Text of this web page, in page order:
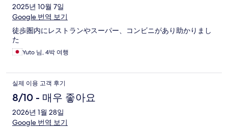
2025년 10월 7일
Google 번역 보기
徒歩圏内にレストランやスーパー、コンビニがあり助かりまし
た
Yuto 님, 4박 여행
실제 이용 고객 후기
8/10 - 매우 좋아요
2026년 1월 28일
Google 번역 보기